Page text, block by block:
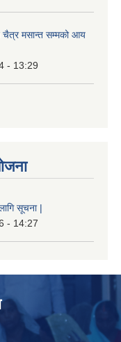
मसान्त सम्मको आय
- 13:29
सूचना |
- 14:27